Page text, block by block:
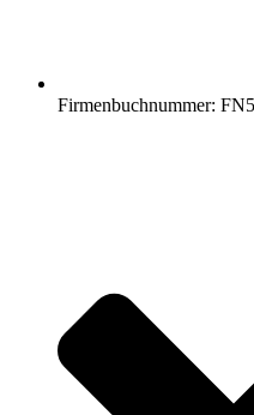
Firmenbuchnummer: